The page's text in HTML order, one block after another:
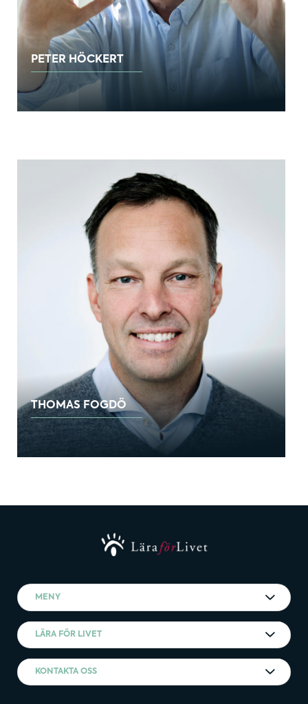
PETER HÖCKERT
THOMAS FOGDÖ
MENY
LÄRA FÖR LIVET
KONTAKTA OSS